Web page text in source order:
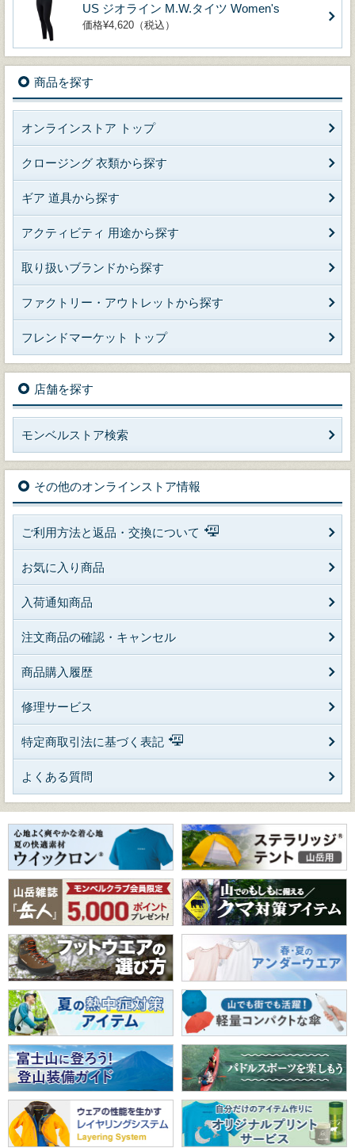
US ジオライン M.W.タイツ Women's
価格¥4,620（税込）
商品を探す
オンラインストア トップ
クロージング 衣類から探す
ギア 道具から探す
アクティビティ 用途から探す
取り扱いブランドから探す
ファクトリー・アウトレットから探す
フレンドマーケット トップ
店舗を探す
モンベルストア検索
その他のオンラインストア情報
ご利用方法と返品・交換について
お気に入り商品
入荷通知商品
注文商品の確認・キャンセル
商品購入履歴
修理サービス
特定商取引法に基づく表記
よくある質問